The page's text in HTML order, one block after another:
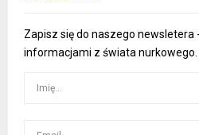
Zapisz się do naszego newsletera
informacjami z świata nurkowego.